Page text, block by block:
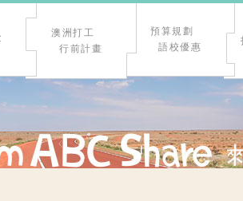
澳洲打工
行前計畫
預算規劃
語校優惠